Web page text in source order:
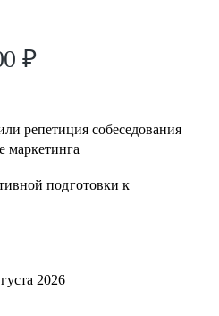
₽
репетиция собеседования
маркетинга
подготовки к
2026